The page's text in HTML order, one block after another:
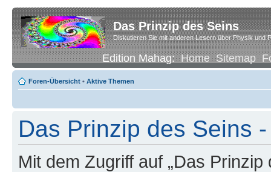
Das Prinzip des Seins
Diskutieren Sie mit anderen Lesern über Physik und
Edition Mahag:Home Sitemap
Foren-Übersicht • Aktive Themen
Das Prinzip des Seins
Mit dem Zugriff auf „Das